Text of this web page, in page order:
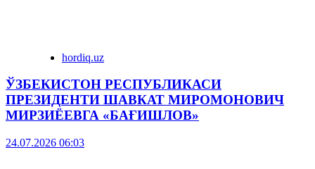
hordiq.uz
ЎЗБЕКИСТОН РЕСПУБЛИКАСИ
ПРЕЗИДЕНТИ ШАВКАТ МИРОМОНОВИЧ
МИРЗИЁЕВГА «БАҒИШЛОВ»
24.07.2026 06:03